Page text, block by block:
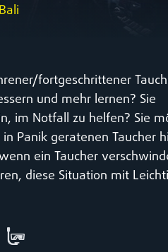
fortgeschrittener
und mehr lernen? Sie
im Notfall zu helfen? Sie
Panik geratenen Taucher
ein Taucher
diese Situation mit